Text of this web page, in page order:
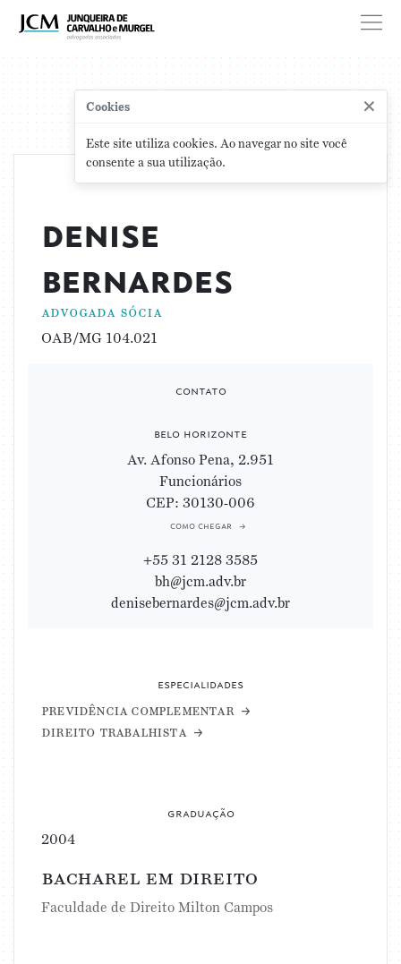
denise
bernardes
advogada sócia
OAB/MG 104.021
contato
belo horizonte
Av. Afonso Pena, 2.951
Funcionários
CEP: 30130-006
como chegar
+55 31 2128 3585
bh@jcm.adv.br
denisebernardes@jcm.adv.br
especialidades
previdência complementar
direito trabalhista
graduação
2004
bacharel em direito
Faculdade de Direito Milton Campos
Cookies ×
Este site utiliza cookies. Ao navegar no site você
consente a sua utilização.